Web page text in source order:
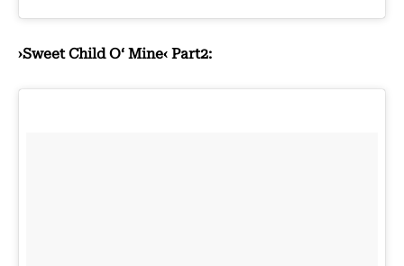
›Sweet Child O‘ Mine‹ Part2: